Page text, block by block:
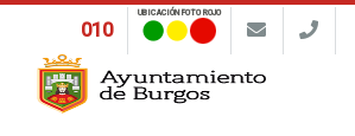
010
UBICACIÓN FOTO ROJO